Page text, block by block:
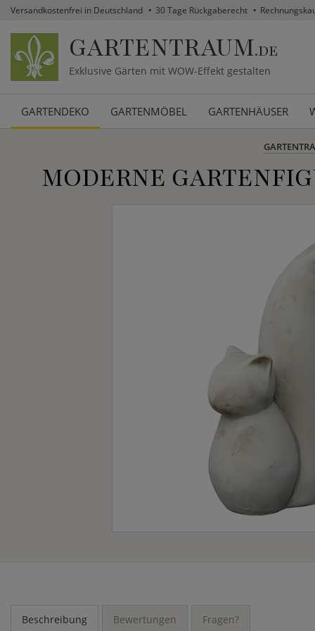
Versandkostenfrei in Deutschland 30 Tage Rückgaberecht
GARTENTRAUM.DE
Exklusive Gärten mit WOW-Effekt gestalten
GARTENDEKO GARTENMÖBEL GARTENHÄUSER
MODERNE
Beschreibung Bewertungen Fragen?